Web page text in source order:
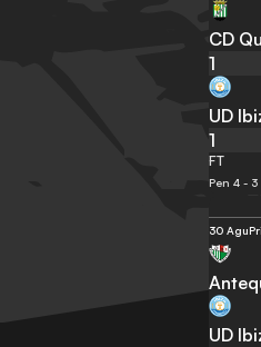
CD
1
UD
1
FT
Pen 4 - 3
30 Agu
UD